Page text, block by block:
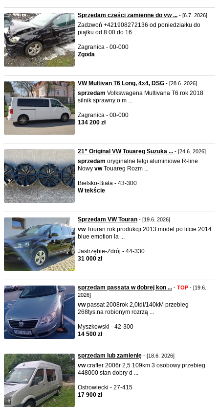
Sprzedam części zamienne do vw ... - [6.7. 2026]
Zadzwoń +421908272136 od poniedziałku do
piątku od 8:00 do 16 ...
Zagranica - 00-000
Zgoda
VW Multivan T6 Long, 4x4, DSG - [28.6. 2026]
sprzedam Volkswagena Multivana T6 rok 2018
silnik sprawny o m ...
Zagranica - 00-000
134 200 zł
21” Original VW Touareg Suzuka ... - [24.6. 2026]
sprzedam oryginalne felgi aluminiowe R-line
Nowy vwTouareg Rozm ...
Bielsko-Biała - 43-300
W tekście
Sprzedam VW Touran - [19.6. 2026]
vwTouran rok produkcji 2013 model po lifcie 2014
blue emotion la ...
Jastrzębie-Zdrój - 44-330
31 000 zł
sprzedam passata w dobrej kon ... - TOP - [19.6.
2026]
vwpassat 2008rok 2,0tdi/140kM przebieg
268tys.na robionym rozrzą ...
Myszkowski - 42-300
14 500 zł
sprzedam lub zamienię - [18.6. 2026]
vwcrafter 2006r 2,5 109km 3 osobowy przebieg
448000 stan dobry d ...
Ostrowiecki - 27-415
17 900 zł